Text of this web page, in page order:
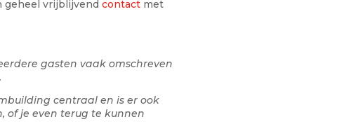
geheel vrijblijvendcontact met
gasten vaak omschreven
centraal en is er ook
of je even terug te kunnen